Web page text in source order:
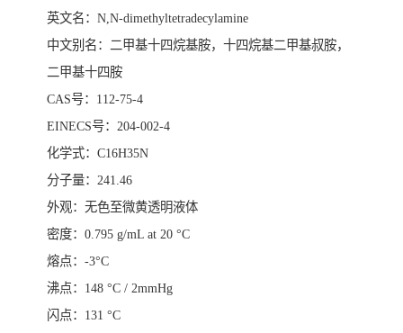
英文名：N,N-dimethyltetradecylamine
中文别名：二甲基十四烷基胺，十四烷基二甲基叔胺，
二甲基十四胺
CAS号：112-75-4
EINECS号：204-002-4
化学式：C16H35N
分子量：241.46
外观：无色至微黄透明液体
密度：0.795 g/mL at 20 °C
熔点：-3°C
沸点：148 °C / 2mmHg
闪点：131 °C